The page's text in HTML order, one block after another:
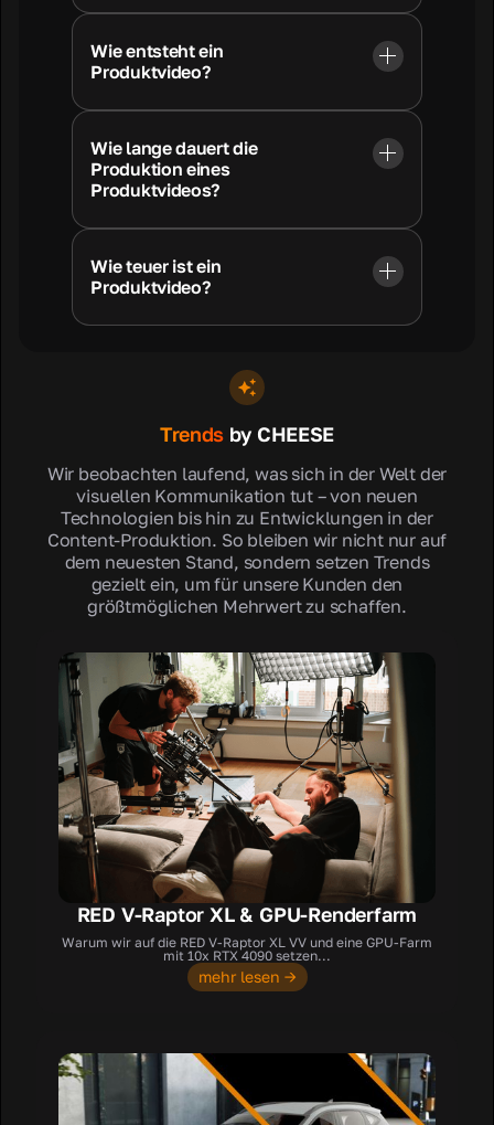
Wie entsteht ein
Produktvideo?
Wie lange dauert die
Produktion eines
Produktvideos?
Wie teuer ist ein
Produktvideo?
Trends by CHEESE
Wir beobachten laufend, was sich in der Welt der
visuellen Kommunikation tut – von neuen
Technologien bis hin zu Entwicklungen in der
Content-Produktion. So bleiben wir nicht nur auf
dem neuesten Stand, sondern setzen Trends
gezielt ein, um für unsere Kunden den
größtmöglichen Mehrwert zu schaffen.
RED V-Raptor XL & GPU-Renderfarm
Warum wir auf die RED V-Raptor XL VV und eine GPU-Farm
mit 10x RTX 4090 setzen...
mehr lesen →